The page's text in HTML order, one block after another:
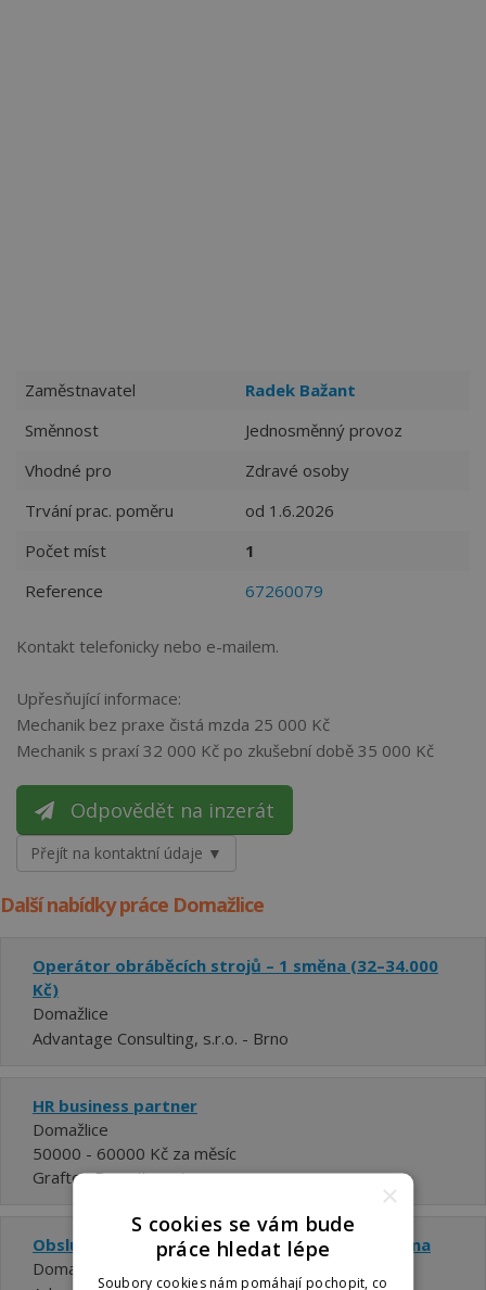
Zaměstnavatel
Radek Bažant
Směnnost
Jednosměnný provoz
Vhodné pro
Zdravé osoby
Trvání prac. poměru
od 1.6.2026
Počet míst
1
Reference
67260079
Kontakt telefonicky nebo e-mailem.
Upřesňující informace:
Mechanik bez praxe čistá mzda 25 000 Kč
Mechanik s praxí 32 000 Kč po zkušební době 35 000 Kč
Odpovědět na inzerát
Přejít na kontaktní údaje ▼
Další nabídky práce Domažlice
Operátor obráběcích strojů – 1 směna (32–34.000
Kč)
Domažlice
Advantage Consulting, s.r.o. - Brno
HR business partner
Domažlice
50000 - 60000 Kč za měsíc
Grafton Recruitment s.r.o.
Obsluha CNC strojů (32-35.000 Kč) - jedna směna
Domažlice
×
S cookies se vám bude
práce hledat lépe
Soubory cookies nám pomáhají pochopit, co